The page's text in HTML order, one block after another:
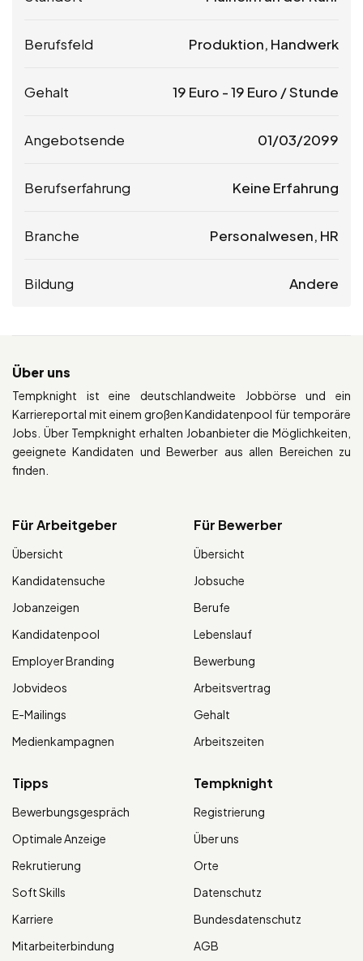
Berufsfeld Produktion, Handwerk
Gehalt 19 Euro -19 Euro / Stunde
Angebotsende 01/03/2099
Berufserfahrung Keine Erfahrung
Branche Personalwesen, HR
Bildung Andere
Über uns
Tempknight ist eine deutschlandweite Jobbörse und ein
Karriereportal mit einem großen Kandidatenpool für temporäre
Jobs. Über Tempknight erhalten Jobanbieter die Möglichkeiten,
geeignete Kandidaten und Bewerber aus allen Bereichen zu
finden.
Für Arbeitgeber
Übersicht
Kandidatensuche
Jobanzeigen
Kandidatenpool
Employer Branding
Jobvideos
E-Mailings
Medienkampagnen
Für Bewerber
Übersicht
Jobsuche
Berufe
Lebenslauf
Bewerbung
Arbeitsvertrag
Gehalt
Arbeitszeiten
Tipps
Bewerbungsgespräch
Optimale Anzeige
Rekrutierung
Soft Skills
Karriere
Mitarbeiterbindung
Tempknight
Registrierung
Über uns
Orte
Datenschutz
Bundesdatenschutz
AGB